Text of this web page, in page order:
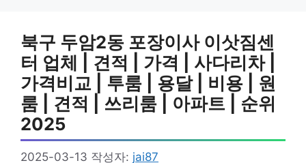
북구 두암2동 포장이사 이삿짐센
터 업체 | 견적 | 가격 | 사다리차 |
가격비교 | 투룸 | 용달 | 비용 | 원
룸 | 견적 | 쓰리룸 | 아파트 | 순위
2025
2025-03-13 작성자: jai87